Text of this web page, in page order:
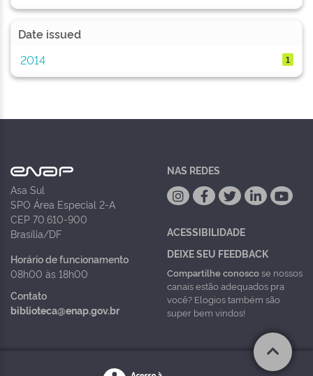
Date issued
2014
1
Asa Sul
SPO Área Especial 2-A
CEP 70.610-900
Brasília/DF
Horário de funcionamento
08h00 às 18h00
Contato
biblioteca@enap.gov.br
NAS REDES
ACESSIBILIDADE
DEIXE SEU FEEDBACK
Compartilhe conoscose nossos
canais estão adequados pra
você? Elogios também são
super bem vindos!